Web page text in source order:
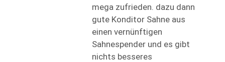
mega zufrieden. dazu dann
gute Konditor Sahne aus
einen vernünftigen
Sahnespender und es gibt
nichts besseres